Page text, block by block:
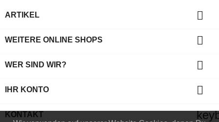
ARTIKEL 
WEITERE ONLINE SHOPS 
WER SIND WIR? 
IHR KONTO 
KONTAKT